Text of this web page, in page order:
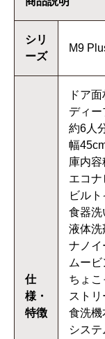
シリ
ーズ
M9
仕
様・
特徴
ドア
ディ
約6人
幅
庫内容
エコナ
ビル
食器洗
液体洗
ナノイ
ムー
ちょこ
スト
食洗機
シス